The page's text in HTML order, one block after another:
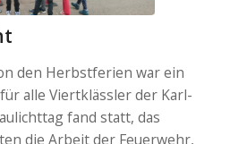
den Herbstferien war ein
alle Viertklässler der Karl-
fand statt, das
die Arbeit der Feuerwehr,